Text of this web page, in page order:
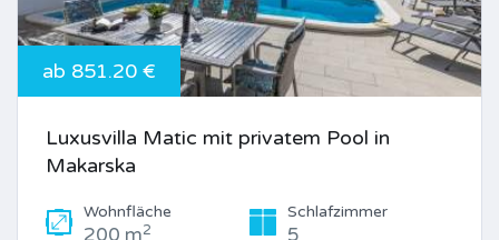
ab 851.20 €
Luxusvilla Matic mit privatem Pool in
Makarska
Wohnfläche
200 m2
Schlafzimmer
5